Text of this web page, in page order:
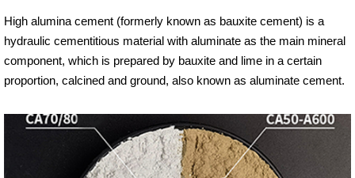
High alumina cement (formerly known as bauxite cement) is a
hydraulic cementitious material with aluminate as the main mineral
component, which is prepared by bauxite and lime in a certain
proportion, calcined and ground, also known as aluminate cement.